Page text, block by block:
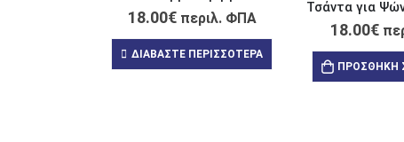
18.00€ περιλ. ΦΠΑ
ΔΙΑΒΆΣΤΕ ΠΕΡΙΣΣΌΤΕΡΑ
18.00€
ΠΡΟΣΘΉΚΗ